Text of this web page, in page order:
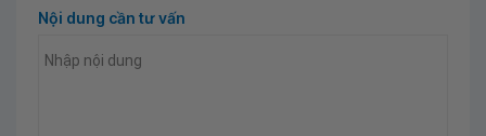
Nội dung cần tư vấn